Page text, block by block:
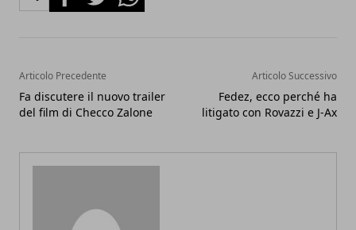
Articolo Precedente
Fa discutere il nuovo trailer
del film di Checco Zalone
Articolo Successivo
Fedez, ecco perché ha
litigato con Rovazzi e J-Ax